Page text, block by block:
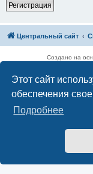
Этот сайт
обеспечения
Подробнее
Регистрация
Центральный сайт
Создано на